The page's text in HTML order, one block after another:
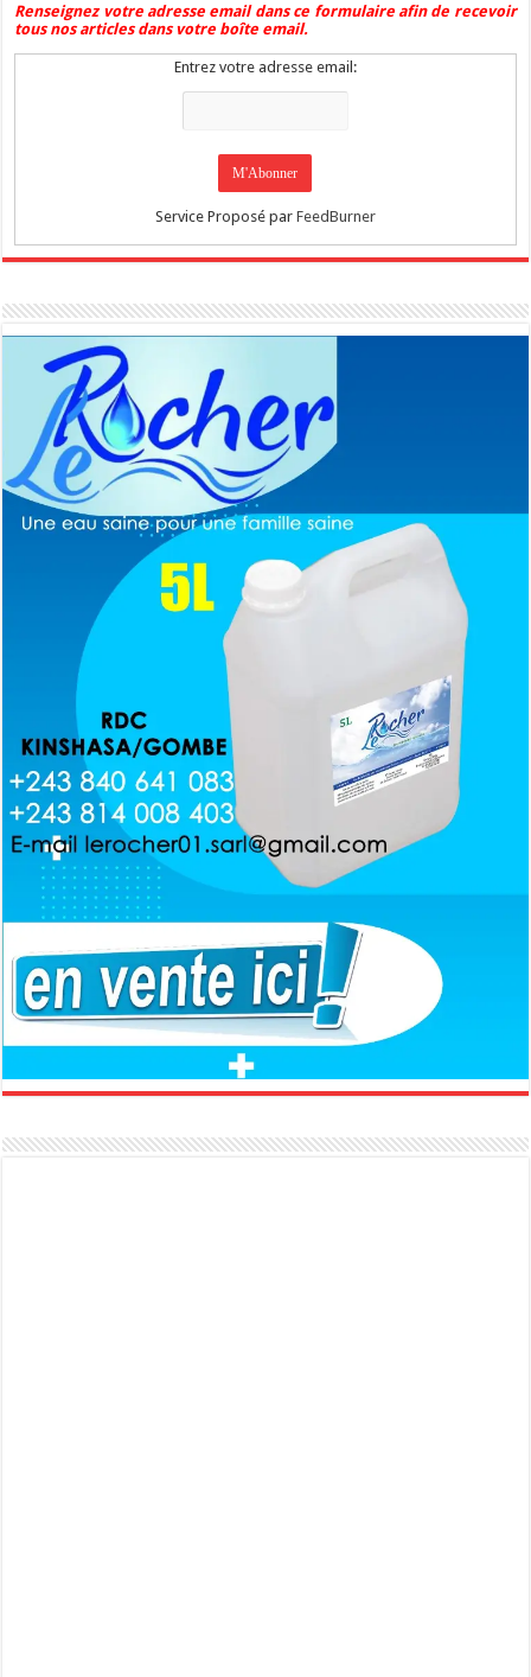
Renseignez votre adresse email dans ce formulaire afin de recevoir
tous nos articles dans votre boîte email.
Entrez votre adresse email:
Service Proposé par FeedBurner